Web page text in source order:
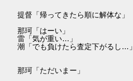
提督「帰ってきたら順に解体な」
那珂「はーい」
雷「気が重い…」
潮「でも負けたら査定下がるし…」
那珂「ただいまー」